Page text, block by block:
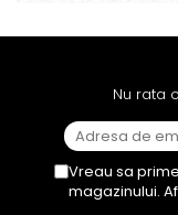
sesiunii. Chiar dacă
conține tutun,
Nu rata
Vreau sa
magazinului.